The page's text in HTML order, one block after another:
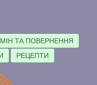
ТА ПОВЕРНЕННЯ
РЕЦЕПТИ